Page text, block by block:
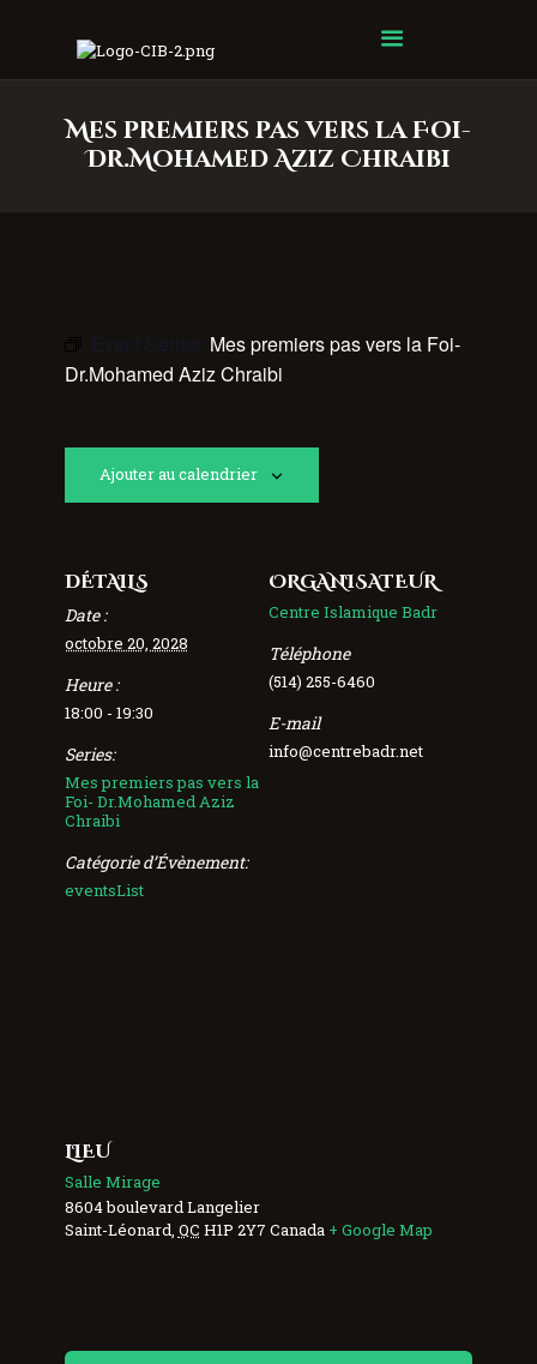
Mes premiers pas vers la Foi-
Dr.Mohamed Aziz Chraibi
Centre Islamique Badr
Event Series: Mes premiers pas vers la Foi-
Dr.Mohamed Aziz Chraibi
Ajouter au calendrier
DÉTAILS
Date :
octobre 20, 2028
Heure :
18:00 - 19:30
Series:
Mes premiers pas vers la
Foi- Dr.Mohamed Aziz
Chraibi
Catégorie d’Évènement:
eventsList
ORGANISATEUR
Centre Islamique Badr
Téléphone
(514) 255-6460
E-mail
info@centrebadr.net
LIEU
Salle Mirage
8604 boulevard Langelier
Saint-Léonard QC H1P 2Y7 Canada + Google Map